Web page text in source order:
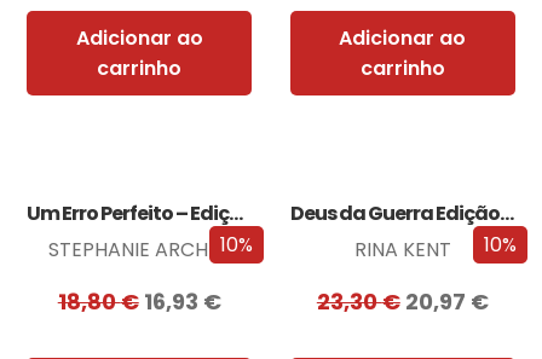
Adicionar ao
carrinho
Adicionar ao
carrinho
10%
Um Erro Perfeito – Edição com EDGES
STEPHANIE ARCHER
18,80€ 16,93 €
10%
Deus da Guerra Edição com EDGES
RINA KENT
23,30€ 20,97 €